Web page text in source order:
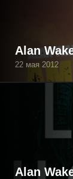
Alan
22 мая 2012
Alan